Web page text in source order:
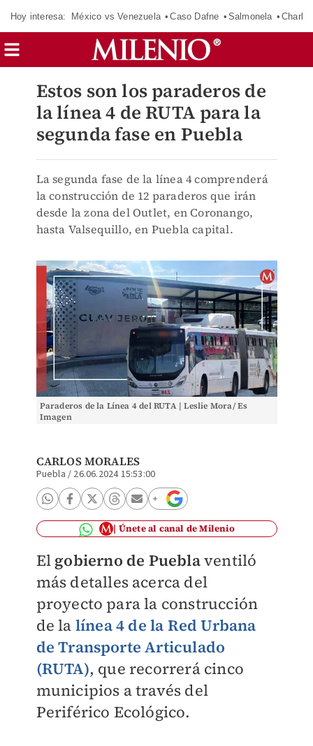
Hoy interesa: México vs Venezuela Caso Dafne Salmonela
Estos son los paraderos de
la línea 4 de RUTA para la
segunda fase en Puebla
La segunda fase de la línea 4 comprenderá
la construcción de 12 paraderos que irán
desde la zona del Outlet, en Coronango,
hasta Valsequillo, en Puebla capital.
Paraderos de la Línea 4 del RUTA | Leslie Mora/ Es
Imagen
CARLOS MORALES
Puebla / 26.06.2024 15:53:00
Únete al canal de Milenio
El gobierno de Pueblaventiló
más detalles acerca del
proyecto para la construcción
de la línea 4 de la Red Urbana
de Transporte Articulado
(RUTA), que recorrerá cinco
municipios a través del
Periférico Ecológico.